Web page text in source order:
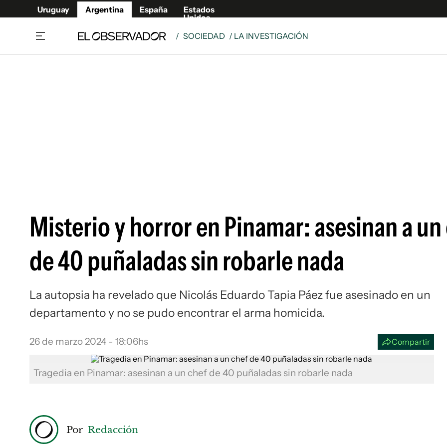
Uruguay Argentina España
Estados
Unidos
/ SOCIEDAD / LA INVESTIGACIÓN
Misterio y horror en Pinamar: asesinan a
de 40 puñaladas sin robarle nada
La autopsia ha revelado que Nicolás Eduardo Tapia Páez fue asesinado en un
departamento y no se pudo encontrar el arma homicida.
26 de marzo 2024 - 18:06hs Compartir
Tragedia en Pinamar: asesinan a un chef de 40 puñaladas sin robarle nada
Por Redacción